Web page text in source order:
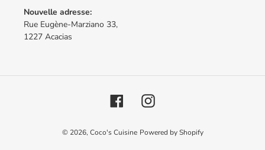
Nouvelle adresse:
Rue Eugène-Marziano 33,
1227 Acacias
FacebookInstagram
© 2026, Coco's Cuisine Powered by Shopify